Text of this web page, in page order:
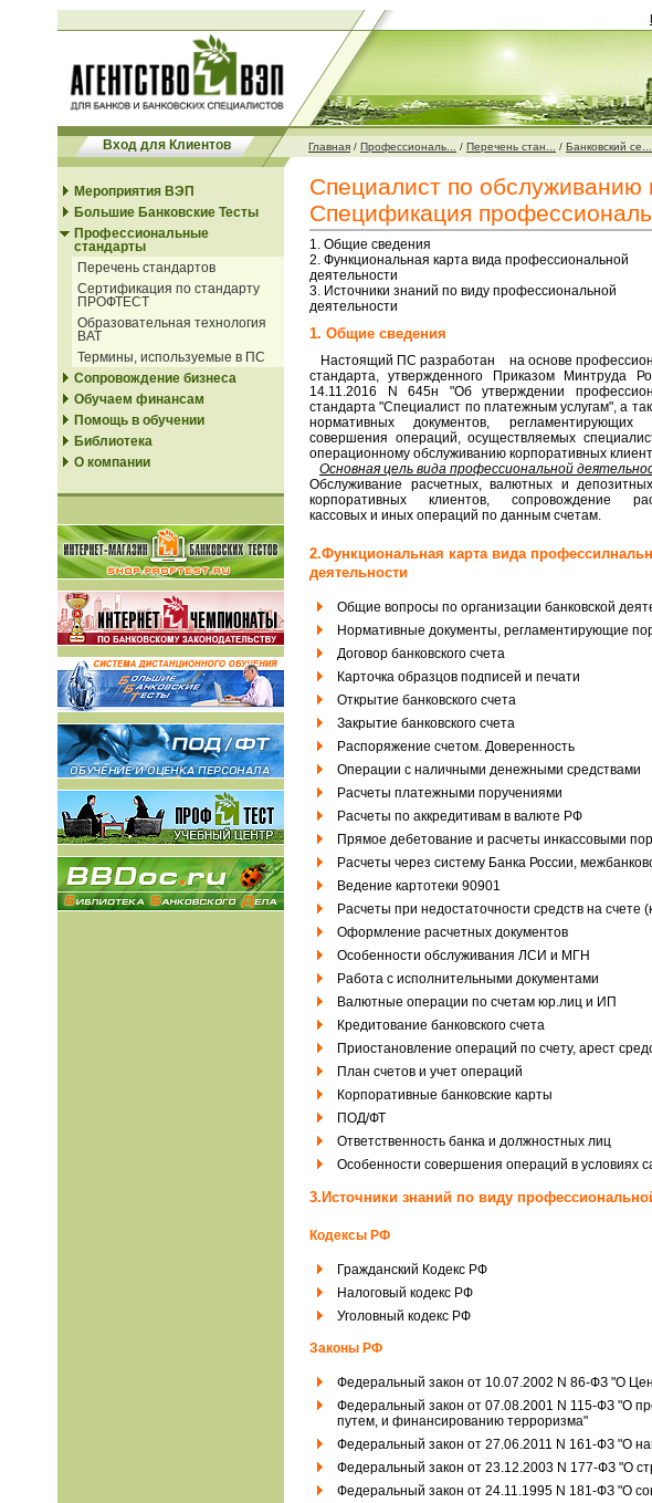
Вход для Клиентов Главная / Профессиональ... / Перечень стан... / Банковский се...
Мероприятия ВЭП
Большие Банковские Тесты
Профессиональные
стандарты
Перечень стандартов
Сертификация по стандарту
ПРОФТЕСТ
Образовательная технология
ВАТ
Термины, используемые в ПС
Сопровождение бизнеса
Обучаем финансам
Помощь в обучении
Библиотека
О компании
Специалист по обслуживанию
Спецификация
1. Общие сведения
2. Функциональная карта вида профессиональной
деятельности
3. Источники знаний по виду профессиональной
деятельности
1. Общие сведения
Настоящий ПС разработан на основе
стандарта, утвержденного Приказом Минтруда
14.11.2016 N 645н "Об утверждении
стандарта "Специалист по платежным услугам", а
нормативных документов, регламентирующих
совершения операций, осуществляемых
операционному обслуживанию корпоративных
Основная цель вида профессиональной
Обслуживание расчетных, валютных и
корпоративных клиентов, сопровождение
кассовых и иных операций по данным счетам.
2.Функциональная карта вида
деятельности
Общие вопросы по организации банковской
Нормативные документы, регламентирующие
Договор банковского счета
Карточка образцов подписей и печати
Открытие банковского счета
Закрытие банковского счета
Распоряжение счетом. Доверенность
Операции с наличными денежными средствами
Расчеты платежными поручениями
Расчеты по аккредитивам в валюте РФ
Прямое дебетование и расчеты инкассовыми
Расчеты через систему Банка России,
Ведение картотеки 90901
Расчеты при недостаточности средств на счете
Оформление расчетных документов
Особенности обслуживания ЛСИ и МГН
Работа с исполнительными документами
Валютные операции по счетам юр.лиц и ИП
Кредитование банковского счета
Приостановление операций по счету, арест
План счетов и учет операций
Корпоративные банковские карты
ПОД/ФТ
Ответственность банка и должностных лиц
Особенности совершения операций в условиях
3.Источники знаний по виду
Кодексы РФ
Гражданский Кодекс РФ
Налоговый кодекс РФ
Уголовный кодекс РФ
Законы РФ
Федеральный закон от 10.07.2002 N 86-ФЗ "О
Федеральный закон от 07.08.2001 N 115-ФЗ "О
путем, и финансированию терроризма"
Федеральный закон от 27.06.2011 N 161-ФЗ "О
Федеральный закон от 23.12.2003 N 177-ФЗ "О
Федеральный закон от 24.11.1995 N 181-ФЗ "О